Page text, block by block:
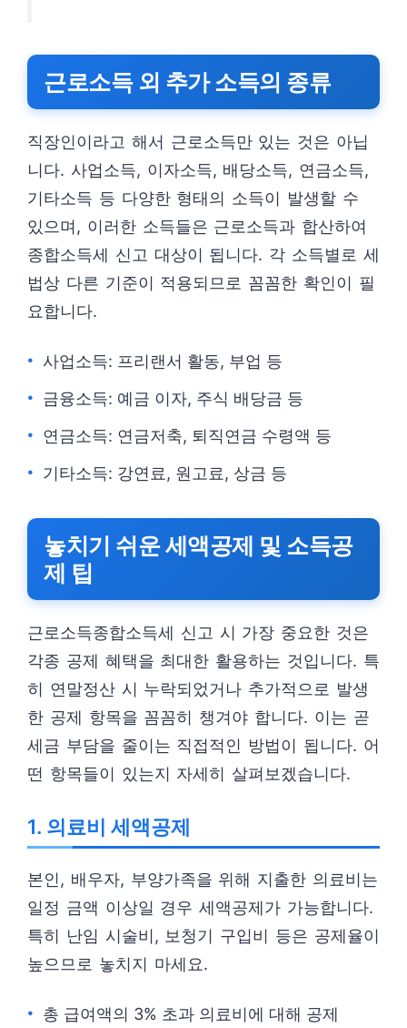
근로소득 외 추가 소득의 종류
직장인이라고 해서 근로소득만 있는 것은 아닙
니다. 사업소득, 이자소득, 배당소득, 연금소득,
기타소득 등 다양한 형태의 소득이 발생할 수
있으며, 이러한 소득들은 근로소득과 합산하여
종합소득세 신고 대상이 됩니다. 각 소득별로 세
법상 다른 기준이 적용되므로 꼼꼼한 확인이 필
요합니다.
사업소득: 프리랜서 활동, 부업 등
금융소득: 예금 이자, 주식 배당금 등
연금소득: 연금저축, 퇴직연금 수령액 등
기타소득: 강연료, 원고료, 상금 등
놓치기 쉬운 세액공제 및 소득공
제 팁
근로소득종합소득세 신고 시 가장 중요한 것은
각종 공제 혜택을 최대한 활용하는 것입니다. 특
히 연말정산 시 누락되었거나 추가적으로 발생
한 공제 항목을 꼼꼼히 챙겨야 합니다. 이는 곧
세금 부담을 줄이는 직접적인 방법이 됩니다. 어
떤 항목들이 있는지 자세히 살펴보겠습니다.
1. 의료비 세액공제
본인, 배우자, 부양가족을 위해 지출한 의료비는
일정 금액 이상일 경우 세액공제가 가능합니다.
특히 난임 시술비, 보청기 구입비 등은 공제율이
높으므로 놓치지 마세요.
총 급여액의 3% 초과 의료비에 대해 공제